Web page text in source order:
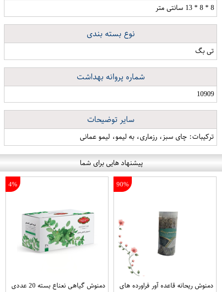
8 * 8 * 13 سانتی متر
نوع بسته بندی
تی بگ
شماره پروانه بهداشت
10909
سایر توضیحات
ترکیبات: چای سبز، رزماری، به لیمو، لیمو عمانی
پیشنهاد هایی برای شما
90%
دمنوش ریحانه قاعده آور فراورده های
4%
دمنوش گیاهی نعناع بسته 20 عددی